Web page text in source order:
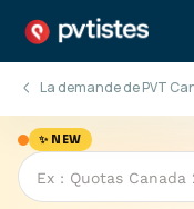
La demande de PVT
✨ NEW